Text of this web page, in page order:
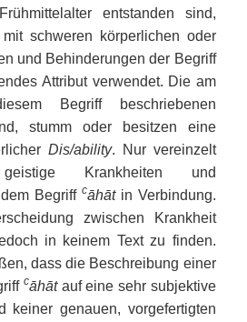
entstanden sind,
schweren körperlichen oder
und Behinderungen der Begriff
Attribut verwendet. Die am
Begriff beschriebenen
stumm oder besitzen eine
Dis/ability. Nur vereinzelt
Krankheiten und
Begriff cāhāt in Verbindung.
zwischen Krankheit
in keinem Text zu finden.
dass die Beschreibung einer
cāhāt auf eine sehr subjektive
keiner genauen, vorgefertigten